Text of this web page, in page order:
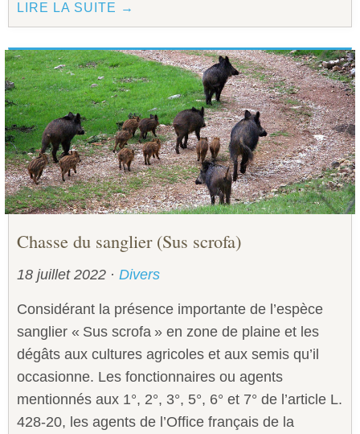
LIRE LA SUITE →
Chasse du sanglier (Sus scrofa)
18 juillet 2022 · Divers
Considérant la présence importante de l’espèce
sanglier « Sus scrofa » en zone de plaine et les
dégâts aux cultures agricoles et aux semis qu’il
occasionne. Les fonctionnaires ou agents
mentionnés aux 1°, 2°, 3°, 5°, 6° et 7° de l’article L.
428-20, les agents de l’Office français de la